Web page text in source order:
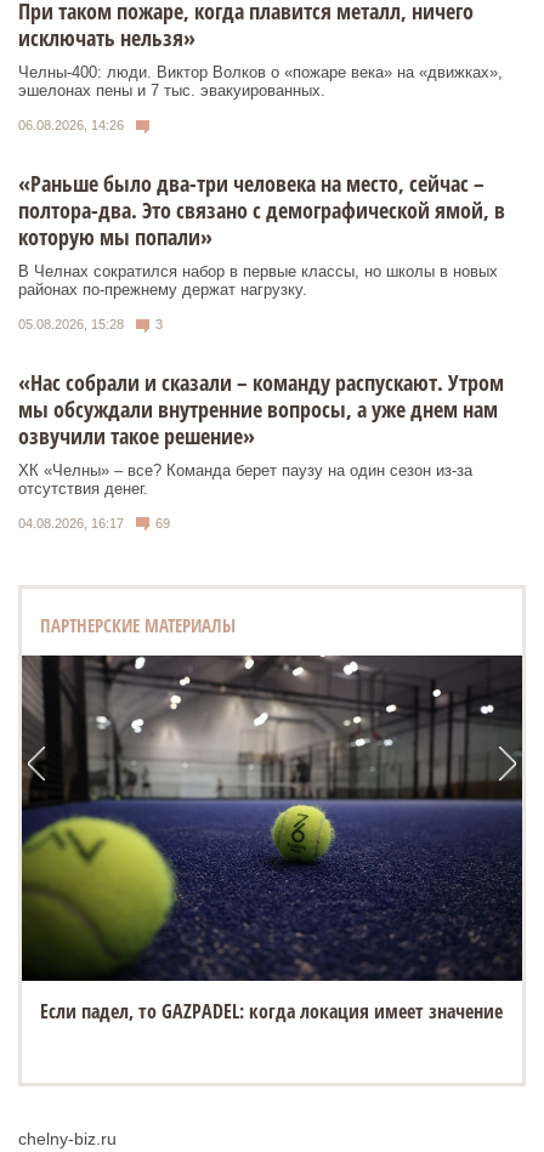
При таком пожаре, когда плавится металл, ничего
исключать нельзя»
Челны-400: люди. Виктор Волков о «пожаре века» на «движках»,
эшелонах пены и 7 тыс. эвакуированных.
06.08.2026, 14:26
«Раньше было два-три человека на место, сейчас –
полтора-два. Это связано с демографической ямой, в
которую мы попали»
В Челнах сократился набор в первые классы, но школы в новых
районах по-прежнему держат нагрузку.
05.08.2026, 15:28 3
«Нас собрали и сказали – команду распускают. Утром
мы обсуждали внутренние вопросы, а уже днем нам
озвучили такое решение»
ХК «Челны» – все? Команда берет паузу на один сезон из-за
отсутствия денег.
04.08.2026, 16:17 69
ПАРТНЕРСКИЕ МАТЕРИАЛЫ
Если падел, то GAZPADEL: когда локация имеет значение
chelny-biz.ru